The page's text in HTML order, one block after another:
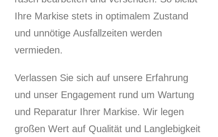
Ihre Markise stets in optimalem Zustand
und unnötige Ausfallzeiten werden
vermieden.
Verlassen Sie sich auf unsere Erfahrung
und unser Engagement rund um Wartung
und Reparatur Ihrer Markise. Wir legen
großen Wert auf Qualität und Langlebigkeit